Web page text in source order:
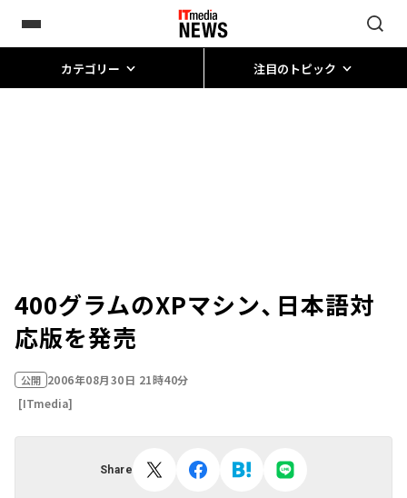
カテゴリー 注目のトピック
400グラムのXPマシン、日本語対
応版を発売
公開 2006年08月30日 21時40分
[ITmedia]
Share